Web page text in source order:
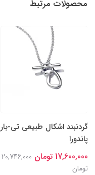
محصولات مرتبط
گردنبند اشکال طبیعی تی-بار
پاندورا
17,600,000 تومان
20,746,000
تومان